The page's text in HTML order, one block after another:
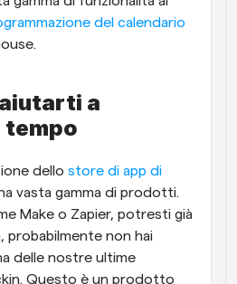
del calendario
a
tempo
dello store di app di
vasta gamma di prodotti.
Make o Zapier, potresti già
probabilmente non hai
delle nostre ultime
Questo è un prodotto